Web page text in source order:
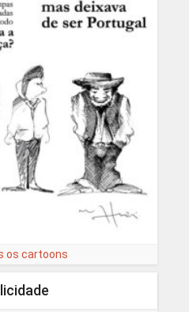
os cartoons